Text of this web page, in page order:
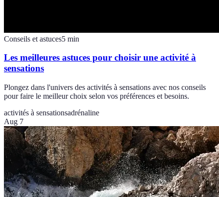
Conseils et astuces5 min
Les meilleures astuces pour choisir une activité à
sensations
Plongez dans l'univers des activités à sensations avec nos conseils
pour faire le meilleur choix selon vos préférences et besoins.
activités à sensationsadrénaline
Aug 7